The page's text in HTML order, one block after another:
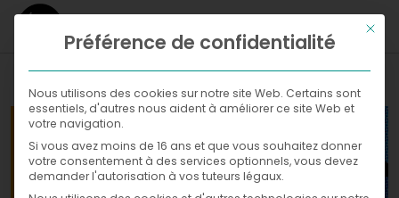
WHAT
WHERE
Galleries
NOW
Ce
Préférence de confidentialité
Nous utilisons des cookies sur notre site Web. Certains sont
essentiels, d'autres nous aident à améliorer ce site Web et
votre navigation.
Si vous avez moins de 16 ans et que vous souhaitez donner
votre consentement à des services optionnels, vous devez
demander l'autorisation à vos tuteurs légaux.